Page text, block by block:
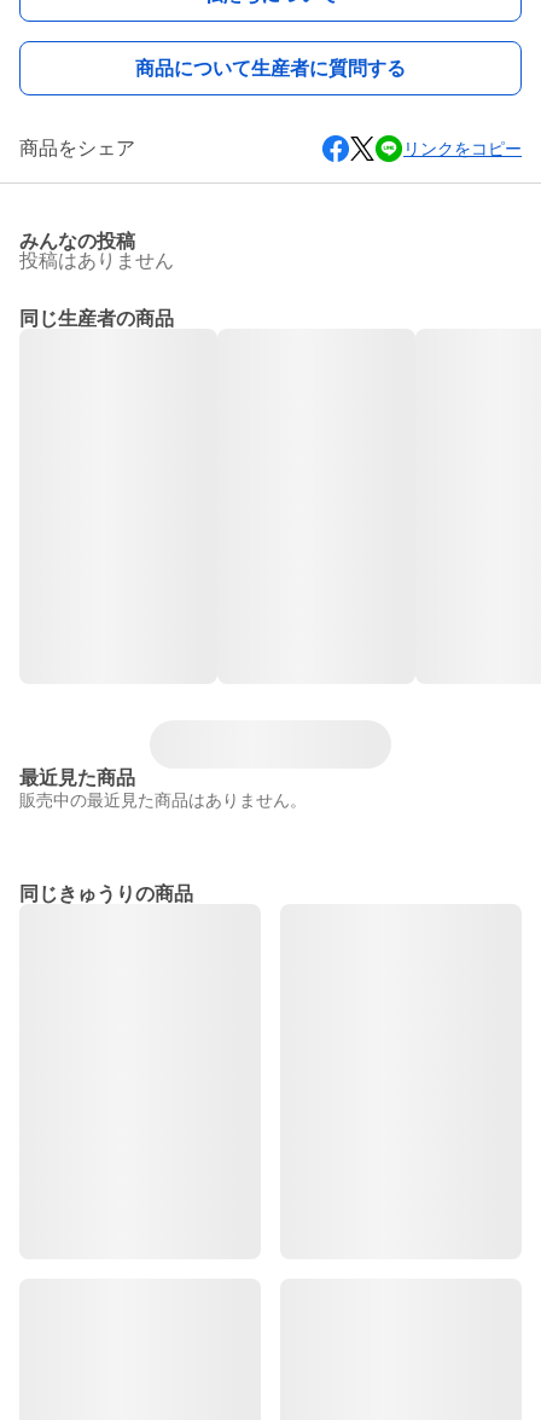
商品について生産者に質問する
商品をシェア リンクをコピー
みんなの投稿
投稿はありません
同じ生産者の商品
最近見た商品
販売中の最近見た商品はありません。
同じきゅうりの商品